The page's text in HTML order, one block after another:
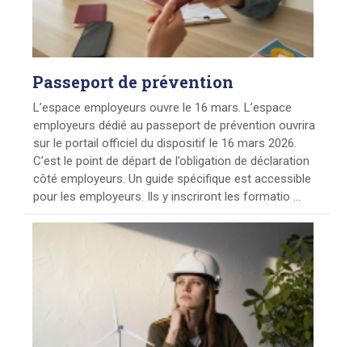
Passeport de prévention
L’espace employeurs ouvre le 16 mars. L’espace
employeurs dédié au passeport de prévention ouvrira
sur le portail officiel du dispositif le 16 mars 2026.
C’est le point de départ de l’obligation de déclaration
côté employeurs. Un guide spécifique est accessible
pour les employeurs. Ils y inscriront les formatio ...